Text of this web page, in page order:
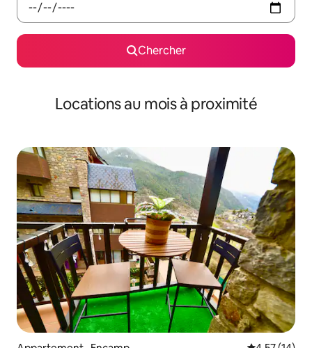
Chercher
Locations au mois à proximité